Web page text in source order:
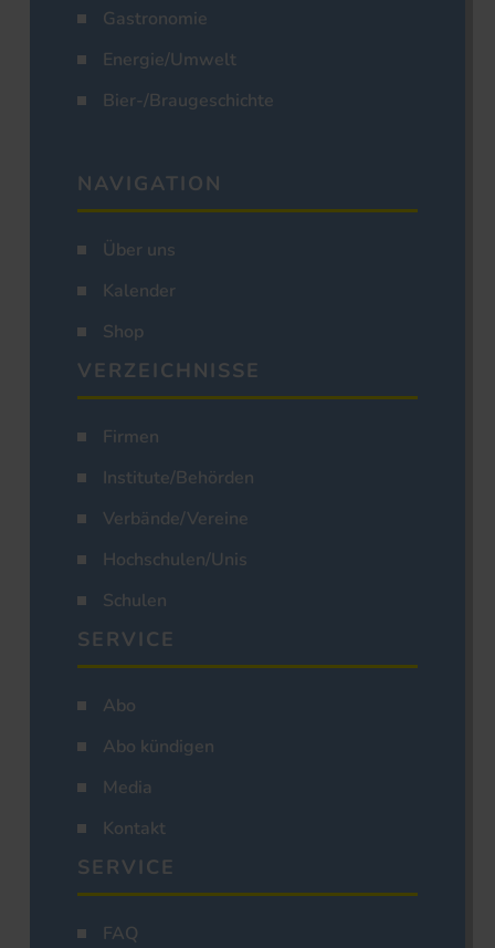
Gastronomie
Energie/Umwelt
Bier-/Braugeschichte
NAVIGATION
Über uns
Kalender
Shop
VERZEICHNISSE
Firmen
Institute/Behörden
Verbände/Vereine
Hochschulen/Unis
Schulen
SERVICE
Abo
Abo kündigen
Media
Kontakt
SERVICE
FAQ